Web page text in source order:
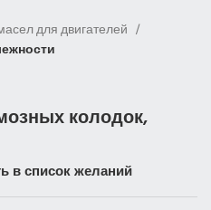
для двигателей
колодок,
в список желаний